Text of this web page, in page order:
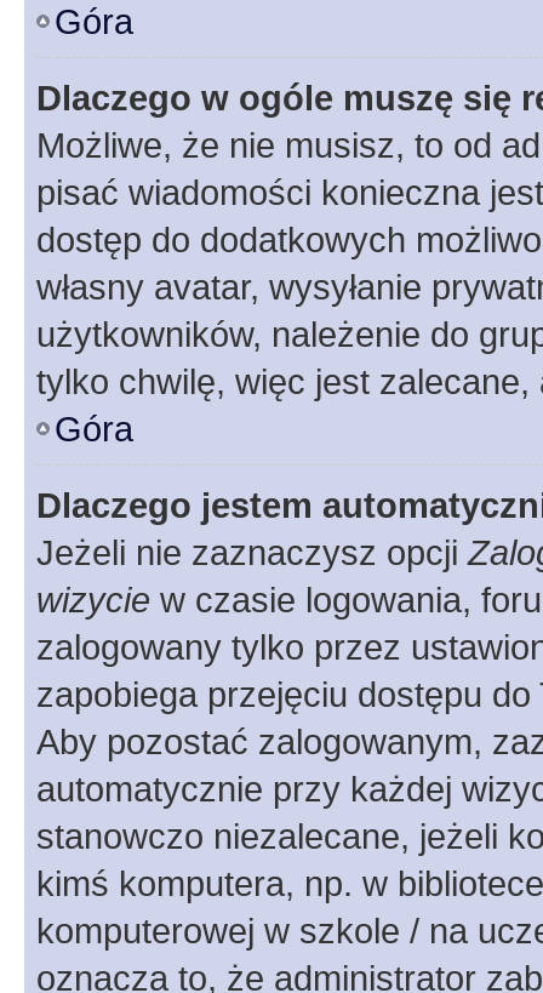
Góra
Dlaczego w ogóle muszę się
Możliwe, że nie musisz, to od
pisać wiadomości konieczna
dostęp do dodatkowych
własny avatar, wysyłanie
użytkowników, należenie do
tylko chwilę, więc jest zalecane,
Góra
Dlaczego jestem
Jeżeli nie zaznaczysz opcji
wizycie w czasie logowania,
zalogowany tylko przez
zapobiega przejęciu dostępu
Aby pozostać zalogowanym,
automatycznie przy każdej
stanowczo niezalecane, jeżeli
kimś komputera, np. w
komputerowej w szkole / na
oznacza to, że administrator